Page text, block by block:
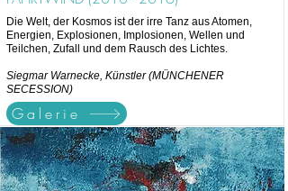
Die Welt, der Kosmos ist der irre Tanz aus Atomen,
Energien, Explosionen, Implosionen, Wellen und
Teilchen, Zufall und dem Rausch des Lichtes.
Siegmar Warnecke, Künstler (MÜNCHENER
SECESSION)
Galerie